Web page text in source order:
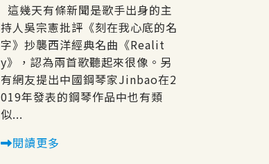
這幾天有條新聞是歌手出身的主
持人吳宗憲批評《刻在我心底的名
字》抄襲西洋經典名曲《Realit
y》，認為兩首歌聽起來很像。另
有網友提出中國鋼琴家Jinbao在2
019年發表的鋼琴作品中也有類
似...
閱讀更多